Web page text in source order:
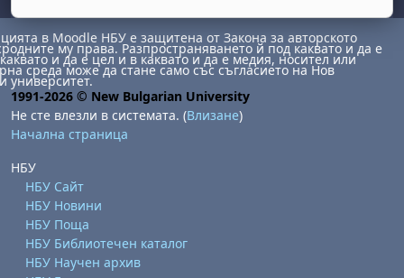
в Moodle НБУ е защитена от Закона за авторското
му права. Разпространяването й под каквато и да е
и да е цел и в каквато и да е медия, носител или
среда може да стане само със съгласието на Нов
университет.
1991-2026 © New Bulgarian University
Не сте влезли в системата. (Влизане)
Начална страница
НБУ
НБУ Сайт
НБУ Новини
НБУ Поща
НБУ Библиотечен каталог
НБУ Научен архив